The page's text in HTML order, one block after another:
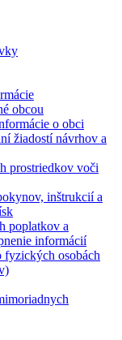
obcou
o obci
žiadostí návrhov a
prostriedkov voči
inštrukcií a
poplatkov a
informácií
osobách